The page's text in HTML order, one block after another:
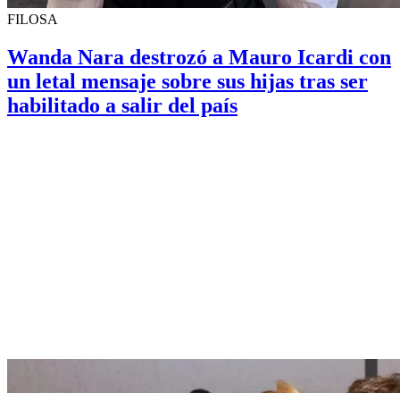
FILOSA
Wanda Nara destrozó a Mauro Icardi con
un letal mensaje sobre sus hijas tras ser
habilitado a salir del país